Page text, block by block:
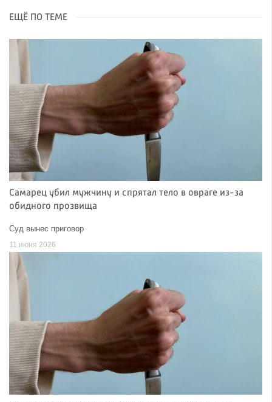
ЕЩЁ ПО ТЕМЕ
Самарец убил мужчину и спрятал тело в овраге из-за
обидного прозвища
Суд вынес приговор
11 июня 2026